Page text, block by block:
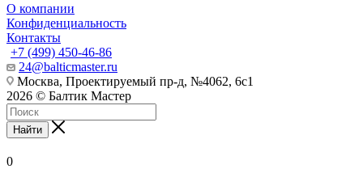
О компании
Конфиденциальность
Контакты
+7 (499) 450-46-86
24@balticmaster.ru
Москва, Проектируемый пр-д, №4062, 6с1
2026 © Балтик Мастер
Найти
0